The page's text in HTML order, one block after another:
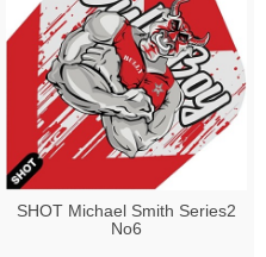
SHOT Michael Smith Series2
No6